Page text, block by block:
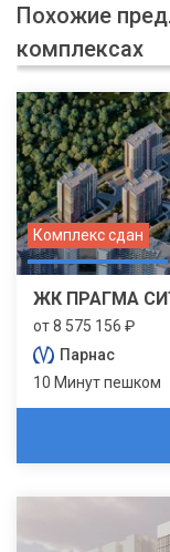
Похожие
комплексах
Комплекс сдан
ЖК ПРАГМА
от 8 575 156 ₽
Парнас
10 Минут пешком